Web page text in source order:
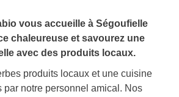
vous accueille à Ségoufielle
chaleureuse et savourez une
avec des produits locaux.
produits locaux et une cuisine
par notre personnel amical. Nos